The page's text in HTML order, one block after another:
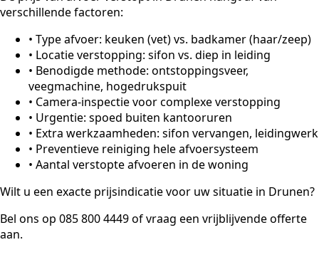
verschillende factoren:
• Type afvoer: keuken (vet) vs. badkamer (haar/zeep)
• Locatie verstopping: sifon vs. diep in leiding
• Benodigde methode: ontstoppingsveer,
veegmachine, hogedrukspuit
• Camera-inspectie voor complexe verstopping
• Urgentie: spoed buiten kantooruren
• Extra werkzaamheden: sifon vervangen, leidingwerk
• Preventieve reiniging hele afvoersysteem
• Aantal verstopte afvoeren in de woning
Wilt u een exacte prijsindicatie voor uw situatie in Drunen?
Bel ons op 085 800 4449 of vraag een vrijblijvende offerte
aan.